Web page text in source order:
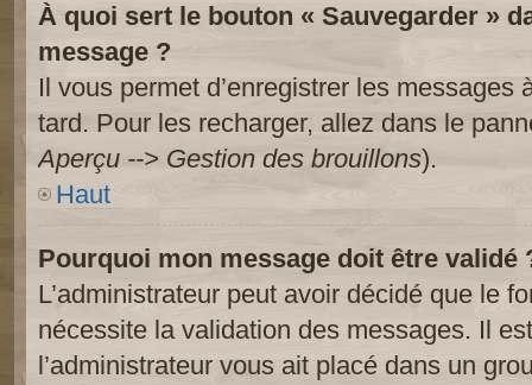
À quoi sert le bouton « Sauvegarder »
message ?
Il vous permet d’enregistrer les messages
tard. Pour les recharger, allez dans le
Aperçu --> Gestion des brouillons).
Haut
Pourquoi mon message doit être validé
L’administrateur peut avoir décidé que le
nécessite la validation des messages. Il
l’administrateur vous ait placé dans un